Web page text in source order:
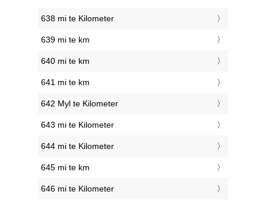
638 mi te Kilometer
639 mi te km
640 mi te km
641 mi te km
642 Myl te Kilometer
643 mi te Kilometer
644 mi te Kilometer
645 mi te km
646 mi te Kilometer